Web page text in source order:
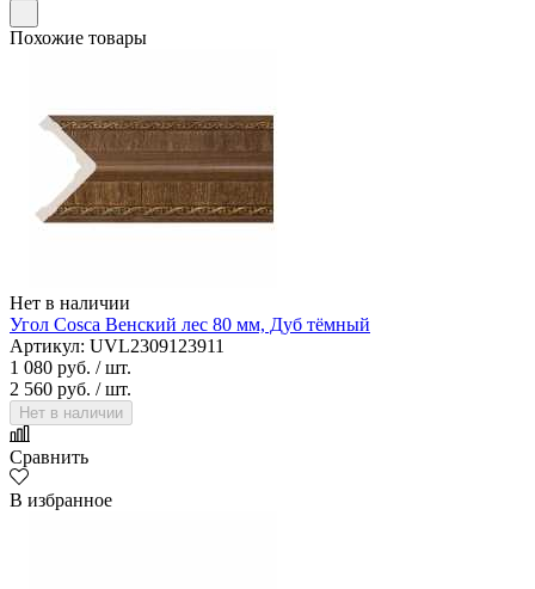
Похожие товары
Нет в наличии
Угол Cosca Венский лес 80 мм, Дуб тёмный
Артикул: UVL2309123911
1 080 руб. / шт.
2 560 руб. / шт.
Нет в наличии
Сравнить
В избранное